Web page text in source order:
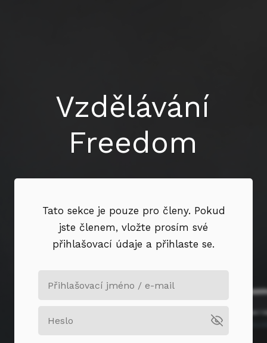
Vzdělávání
Freedom
Tato sekce je pouze pro členy. Pokud
jste členem, vložte prosím své
přihlašovací údaje a přihlaste se.